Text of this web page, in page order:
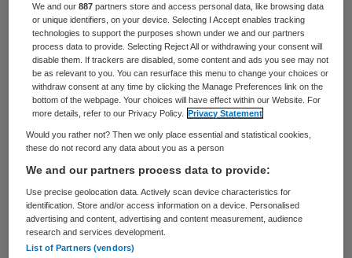
virus melden bij de Gemeentelijke
Gezondheidsdienst (GGD), zo meldt het AD.
De meldingsplicht betekent niet dat er ook
dwingend maatregelen opgelegd worden.
Wel kunnen makkelijker vrijwillige
maatregelen of adviezen worden gegeven.
De meldingsplicht, die volgens hetAD
waarschijnlijk per 1 september aanstaande
van kracht gaat, blijft beperkt tot infecties
tijdens een zwangerschap, bij pasgeboren
We and our887 partners store and access personal data, like browsing data
or unique identifiers, on your device. Selecting I Accept enables tracking
technologies to support the purposes shown under we and our partners
process data to provide. Selecting Reject All or withdrawing your consent will
disable them. If trackers are disabled, some content and ads you see may not
be as relevant to you. You can resurface this menu to change your choices or
withdraw consent at any time by clicking the Manage Preferences link on the
bottom of the webpage. Your choices will have effect within our Website. For
more details, refer to our Privacy Policy.
Privacy Statement
Would you rather not? Then we only place essential and statistical cookies,
these do not record any data about you as a person
We and our partners process data to provide:
Use precise geolocation data. Actively scan device characteristics for
identification. Store and/or access information on a device. Personalised
advertising and content, advertising and content measurement, audience
research and services development.
List of Partners (vendors)